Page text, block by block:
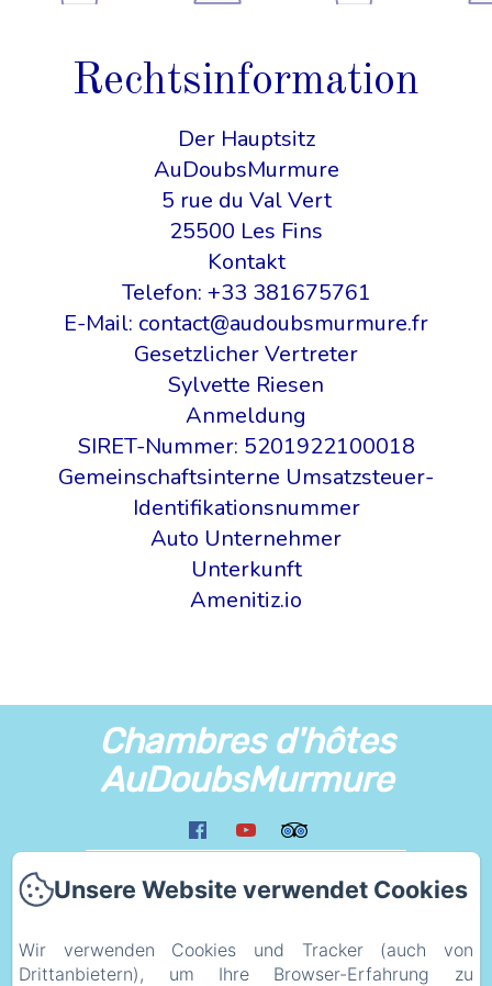
Rechtsinformation
Der Hauptsitz
AuDoubsMurmure
5 rue du Val Vert
25500 Les Fins
Kontakt
Telefon: +33 381675761
E-Mail: contact@audoubsmurmure.fr
Gesetzlicher Vertreter
Sylvette Riesen
Anmeldung
SIRET-Nummer: 5201922100018
Gemeinschaftsinterne Umsatzsteuer-
Identifikationsnummer
Auto Unternehmer
Unterkunft
Amenitiz.io
Chambres d'hôtes
AuDoubsMurmure
Umfeld
Plan d'acces
Unsere Website verwendet Cookies
Wir verwenden Cookies und Tracker (auch von
Drittanbietern), um Ihre Browser-Erfahrung zu